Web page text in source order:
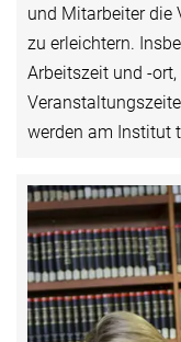
und Mitarbeiter die
zu erleichtern.
Arbeitszeit und -
werden am Institut